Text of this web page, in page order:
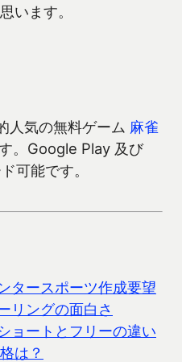
います。
人気の無料ゲーム 麻雀
。Google Play 及び
可能です。
タースポーツ作成要望
リングの面白さ
ョートとフリーの違い
は？